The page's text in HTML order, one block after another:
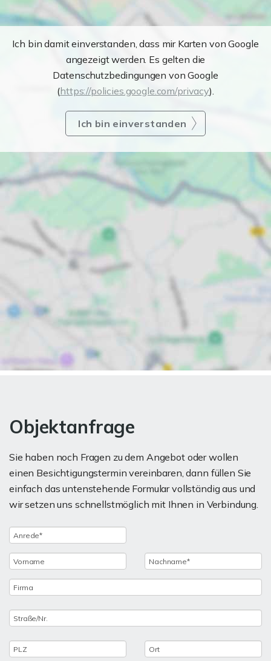
Ich bin damit einverstanden, dass mir Karten von Google
angezeigt werden. Es gelten die
Datenschutzbedingungen von Google
(https://policies.google.com/privacy).
Ich bin einverstanden
Objektanfrage
Sie haben noch Fragen zu dem Angebot oder wollen
einen Besichtigungstermin vereinbaren, dann füllen Sie
einfach das untenstehende Formular vollständig aus und
wir setzen uns schnellstmöglich mit Ihnen in Verbindung.